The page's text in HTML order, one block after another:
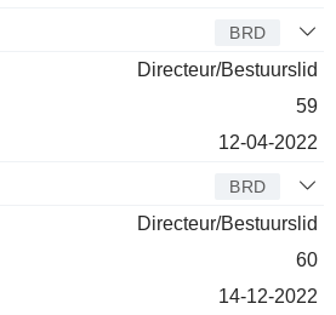
BRD
Directeur/Bestuurslid
59
12-04-2022
BRD
Directeur/Bestuurslid
60
14-12-2022